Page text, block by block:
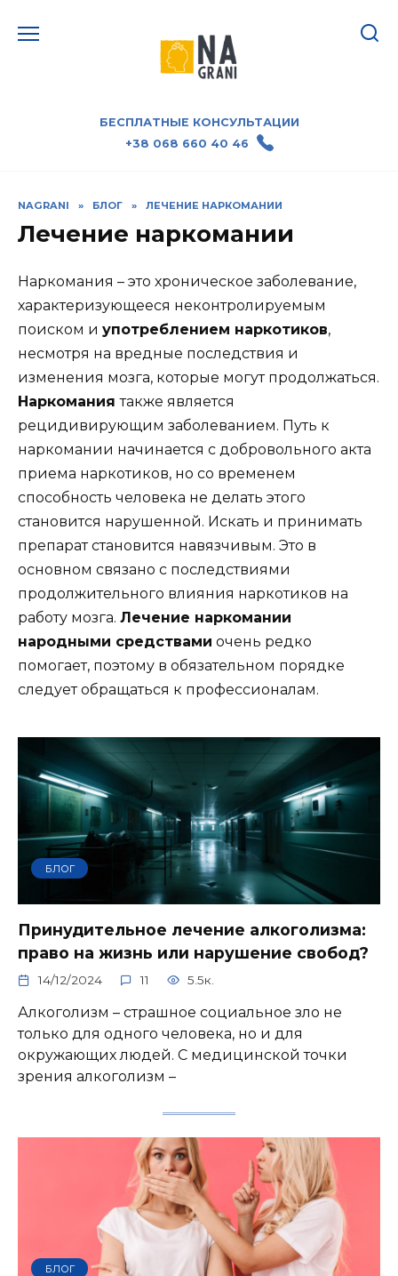
БЕСПЛАТНЫЕ КОНСУЛЬТАЦИИ
+38 068 660 40 46
NAGRANI » БЛОГ » ЛЕЧЕНИЕ НАРКОМАНИИ
Лечение наркомании
Наркомания – это хроническое заболевание,
характеризующееся неконтролируемым
поиском и употреблением наркотиков,
несмотря на вредные последствия и
изменения мозга, которые могут продолжаться.
Наркоманиятакже является
рецидивирующим заболеванием. Путь к
наркомании начинается с добровольного акта
приема наркотиков, но со временем
способность человека не делать этого
становится нарушенной. Искать и принимать
препарат становится навязчивым. Это в
основном связано с последствиями
продолжительного влияния наркотиков на
работу мозга. Лечение наркомании
народными средствами очень редко
помогает, поэтому в обязательном порядке
следует обращаться к профессионалам.
БЛОГ
Принудительное лечение алкоголизма:
право на жизнь или нарушение свобод?
14/12/2024 11 5.5к.
Алкоголизм – страшное социальное зло не
только для одного человека, но и для
окружающих людей. С медицинской точки
зрения алкоголизм –
БЛОГ